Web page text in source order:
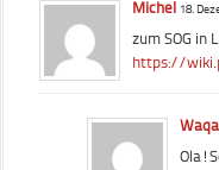
Michel 18.
zum SOG in
https://